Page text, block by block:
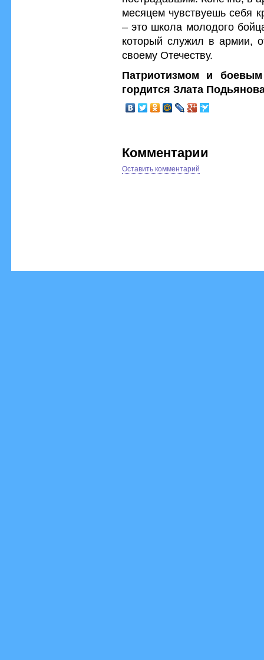
месяцем чувствуешь себя
– это школа молодого
который служил в армии,
своему Отечеству.
Патриотизмом и
гордится Злата
Комментарии
Оставить комментарий